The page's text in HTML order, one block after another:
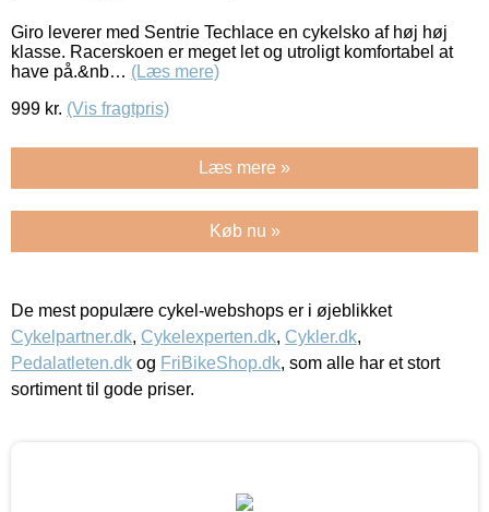
Giro leverer med Sentrie Techlace en cykelsko af høj høj
klasse. Racerskoen er meget let og utroligt komfortabel at
have på.&nb… (Læs mere)
999 kr. (Vis fragtpris)
Læs mere »
Køb nu »
De mest populære cykel-webshops er i øjeblikket
Cykelpartner.dk, Cykelexperten.dk, Cykler.dk,
Pedalatleten.dk og FriBikeShop.dk, som alle har et stort
sortiment til gode priser.